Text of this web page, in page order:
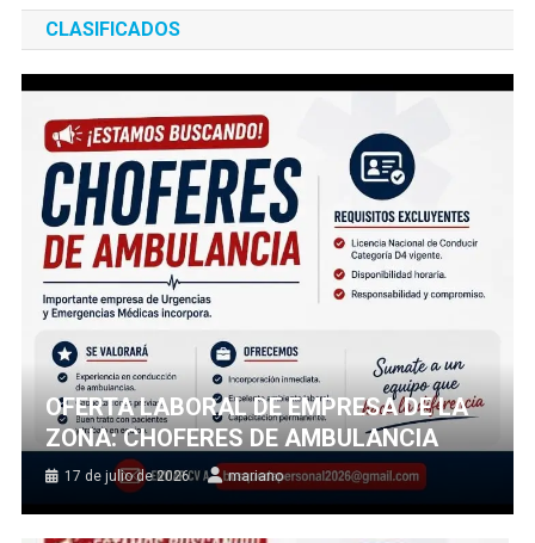
CLASIFICADOS
OFERTA LABORAL DE EMPRESA DE LA
ZONA: CHOFERES DE AMBULANCIA
17 de julio de 2026 mariano